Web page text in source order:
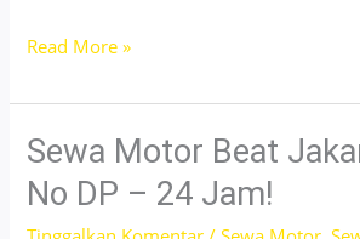
Sewa
Listrik
Jakarta
Selatan
Mulai
Read More »
Sewa Motor Beat
No DP – 24 Jam!